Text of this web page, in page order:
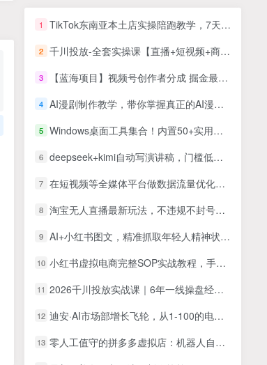
1 TikTok东南亚本土店实操陪跑教学，7天出单，30天稳定盈利，轻松碾压传统跨境模式
2 千川投放-全套实操课【直播+短视频+商品卡】2023新版，18节完整版！
3 【蓝海项目】视频号创作者分成 掘金最新玩法 稳定每天撸500米 适合新人小白
4 AI漫剧制作教学，带你掌握真正的AI漫剧操作手法，直接复用的实操流程
5 Windows桌面工具集合！内置50+实用简约桌面小组件，含截图、录屏、翻译、天气等，多秘工具箱
6 deepseek+kimi自动写演讲稿，门槛低操作简单，轻松日入3张
7 在短视频等全媒体平台做数据流量优化，实测一月1W+，在外至少收费4000+
8 淘宝无人直播最新玩法，不违规不封号，只需挂机，稳定日入500+，新手也能当天开单！
9 AI+小红书图文，精准抓取年轻人精神状态流量，单日暴力变现多张
10 小红书虚拟电商完整SOP实战教程，手把手教你，实现无货源、低成本、可持续的线上变现
11 2026千川投放实战课｜6年一线操盘经验拆解，通俗讲解全域投放，吃透商品卡放量技巧
12 迪安·AI市场部增长飞轮，从1-100的电商内容提效实战
13 零人工值守的拼多多虚拟店：机器人自动客服+ 自动发货，真能做到月入 1-5W 吗？